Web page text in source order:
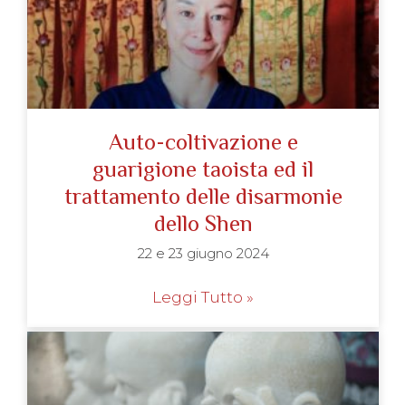
Auto-coltivazione e
guarigione taoista ed il
trattamento delle disarmonie
dello Shen
22 e 23 giugno 2024
Leggi Tutto »